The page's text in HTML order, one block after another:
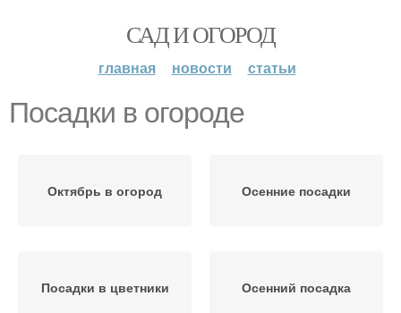
САД И ОГОРОД
главная новости статьи
Посадки в огороде
Октябрь в огород Осенние посадки
Посадки в цветники Осенний посадка